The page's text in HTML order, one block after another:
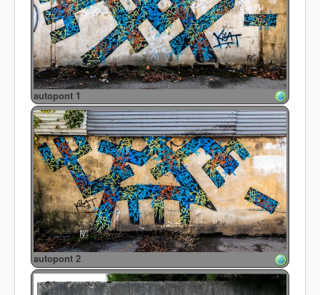
autopont 1
autopont 2